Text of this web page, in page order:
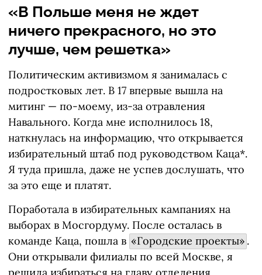
«В Польше меня не ждет
ничего прекрасного, но это
лучше, чем решетка»
Политическим активизмом я занималась с
подростковых лет. В 17 впервые вышла на
митинг — по-моему, из-за отравления
Навального. Когда мне исполнилось 18,
наткнулась на информацию, что открывается
избирательный штаб под руководством Каца*.
Я туда пришла, даже не успев дослушать, что
за это еще и платят.
Поработала в избирательных кампаниях на
выборах в Мосгордуму. После осталась в
команде Каца, пошла в «Городские проекты» .
Они открывали филиалы по всей Москве, я